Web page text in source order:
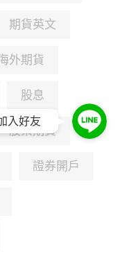
期貨英文
外期貨
股息
股票期貨
證券開戶
入好友